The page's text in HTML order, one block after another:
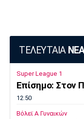
ΤΕΛΕΥΤΑΙΑ
Super League 1
Επίσημο: Στον
12:50
Βόλεϊ Α Γυναικών